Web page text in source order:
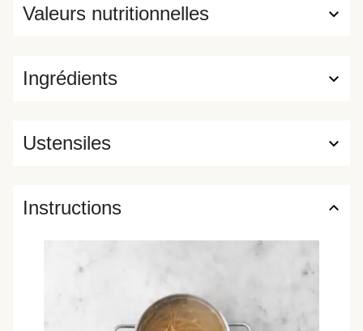
Ingrédients
Valeurs nutritionnelles
Ustensiles
Instructions